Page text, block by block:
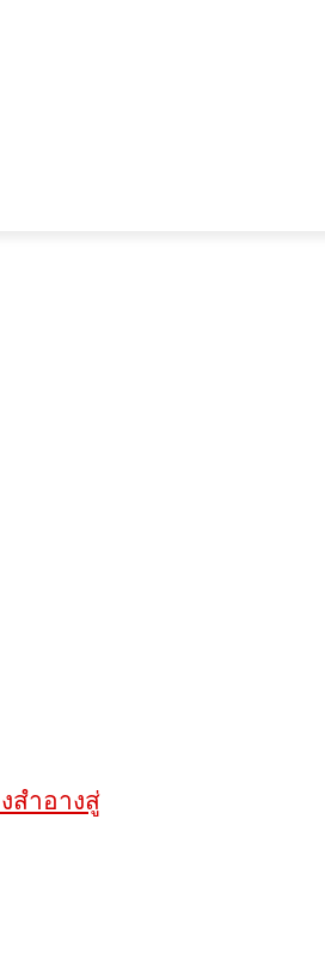
สำอางสู่